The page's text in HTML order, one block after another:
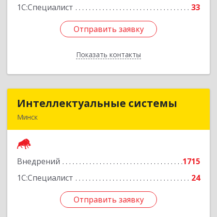
1С:Специалист
33
Отправить заявку
Показать контакты
Отправить заявку
Назад
Интеллектуальные системы
Минск
Внедрений
1715
1С:Специалист
24
Отправить заявку
Интеллектуальные системы
Отправить заявку